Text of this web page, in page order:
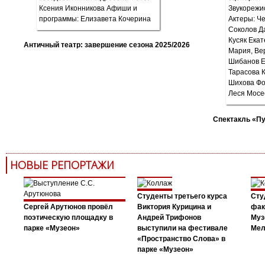
Античный театр: завершение сезона 2025/2026
Спектакль
НОВЫЕ РЕПОРТАЖИ
Сергей Арутюнов провёл
поэтическую площадку в
парке «Музеон»
Студенты третьего курса
Виктория Курицина и
Андрей Трифонов
выступили на фестивале
«Пространство Слова» в
парке «Музеон»